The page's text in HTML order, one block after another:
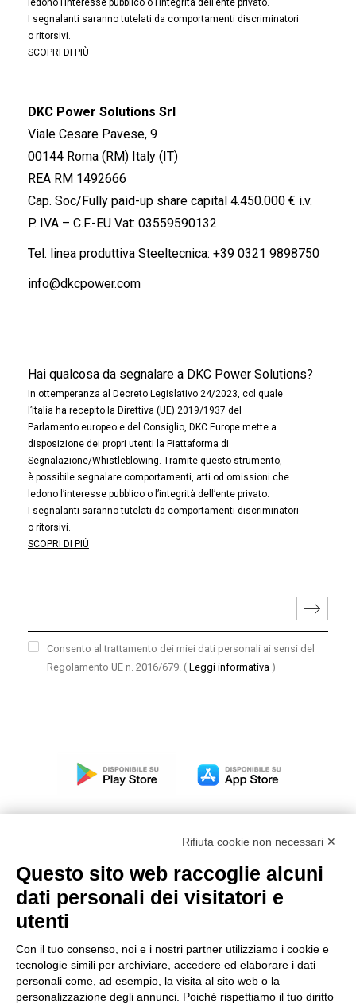
ledono l’interesse pubblico o l’integrità dell’ente privato.
I segnalanti saranno tutelati da comportamenti discriminatori
o ritorsivi.
SCOPRI DI PIÙ
DKC Power Solutions Srl
Viale Cesare Pavese, 9
00144 Roma (RM) Italy (IT)
REA RM 1492666
Cap. Soc/Fully paid-up share capital 4.450.000 € i.v.
P. IVA – C.F.-EU Vat: 03559590132
Tel. linea produttiva Steeltecnica: +39 0321 9898750
info@dkcpower.com
Hai qualcosa da segnalare a DKC Power Solutions?
In ottemperanza al Decreto Legislativo 24/2023, col quale
l’Italia ha recepito la Direttiva (UE) 2019/1937 del
Parlamento europeo e del Consiglio, DKC Europe mette a
disposizione dei propri utenti la Piattaforma di
Segnalazione/Whistleblowing. Tramite questo strumento,
è possibile segnalare comportamenti, atti od omissioni che
ledono l’interesse pubblico o l’integrità dell’ente privato.
I segnalanti saranno tutelati da comportamenti discriminatori
o ritorsivi.
SCOPRI DI PIÙ
Consento al trattamento dei miei dati personali ai sensi del
Regolamento UE n. 2016/679. ( Leggi informativa )
Modello organizzativo, gestione e controllo – D. lgs.
231/2001
Condizioni generali di vendita DKC Power Solutions
Condizioni generali di acquisto
Codice etico
Rifiuta cookie non necessari ✕
Questo sito web raccoglie alcuni
dati personali dei visitatori e
utenti
Con il tuo consenso, noi e i nostri partner utilizziamo i cookie e
tecnologie simili per archiviare, accedere ed elaborare i dati
personali come, ad esempio, la visita al sito web o la
personalizzazione degli annunci. Poiché rispettiamo il tuo diritto